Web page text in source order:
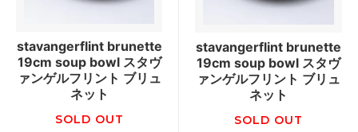
stavangerflint brunette
19cm soup bowl スタヴ
ァンゲルフリント ブリュ
ネット
SOLD OUT
stavangerflint brunette
19cm soup bowl スタヴ
ァンゲルフリント ブリュ
ネット
SOLD OUT